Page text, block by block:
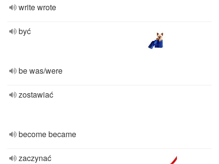
write wrote
być
be was/were
zostawiać
become became
zaczynać